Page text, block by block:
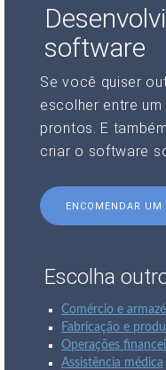
software
Se você quiser
escolher entre
prontos. E
criar o software
ENCOMENDAR
Escolha
Comércio e
Fabricação e
Operações
Assistência médica